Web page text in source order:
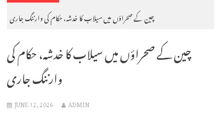
چین کے صحراؤں میں سیلاب کا خدشہ، حکام کی وارننگ جاری
چین کے صحراؤں میں سیلاب کا خدشہ، حکام کی
وارننگ جاری
JUNE 12, 2026 ADMIN